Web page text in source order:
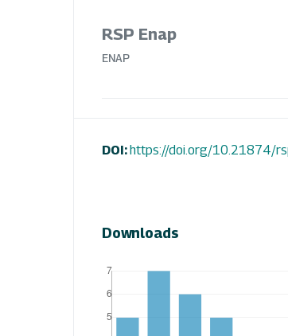
RSP Enap
ENAP
DOI:https://doi.org/10.21874/
Downloads